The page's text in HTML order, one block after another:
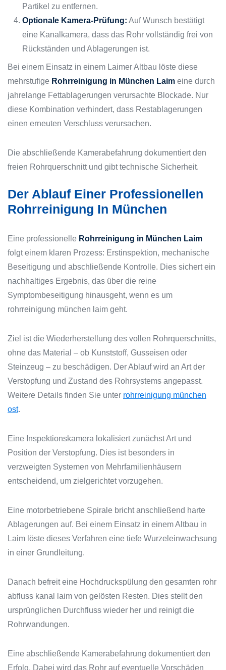
Partikel zu entfernen.
Optionale Kamera-Prüfung: Auf Wunsch bestätigt
eine Kanalkamera, dass das Rohr vollständig frei von
Rückständen und Ablagerungen ist.
Bei einem Einsatz in einem Laimer Altbau löste diese
mehrstufige Rohrreinigung in München Laim eine durch
jahrelange Fettablagerungen verursachte Blockade. Nur
diese Kombination verhindert, dass Restablagerungen
einen erneuten Verschluss verursachen.
Die abschließende Kamerabefahrung dokumentiert den
freien Rohrquerschnitt und gibt technische Sicherheit.
Der Ablauf Einer Professionellen
Rohrreinigung In München
Eine professionelle Rohrreinigung in München Laim
folgt einem klaren Prozess: Erstinspektion, mechanische
Beseitigung und abschließende Kontrolle. Dies sichert ein
nachhaltiges Ergebnis, das über die reine
Symptombeseitigung hinausgeht, wenn es um
rohrreinigung münchen laim geht.
Ziel ist die Wiederherstellung des vollen Rohrquerschnitts,
ohne das Material – ob Kunststoff, Gusseisen oder
Steinzeug – zu beschädigen. Der Ablauf wird an Art der
Verstopfung und Zustand des Rohrsystems angepasst.
Weitere Details finden Sie unter rohrreinigung münchen
ost.
Eine Inspektionskamera lokalisiert zunächst Art und
Position der Verstopfung. Dies ist besonders in
verzweigten Systemen von Mehrfamilienhäusern
entscheidend, um zielgerichtet vorzugehen.
Eine motorbetriebene Spirale bricht anschließend harte
Ablagerungen auf. Bei einem Einsatz in einem Altbau in
Laim löste dieses Verfahren eine tiefe Wurzeleinwachsung
in einer Grundleitung.
Danach befreit eine Hochdruckspülung den gesamten rohr
abfluss kanal laim von gelösten Resten. Dies stellt den
ursprünglichen Durchfluss wieder her und reinigt die
Rohrwandungen.
Eine abschließende Kamerabefahrung dokumentiert den
Erfolg. Dabei wird das Rohr auf eventuelle Vorschäden